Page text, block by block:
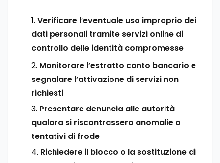
Verificare l’eventuale uso improprio dei
dati personali tramite servizi online di
controllo delle identità compromesse
Monitorare l’estratto conto bancario e
segnalare l’attivazione di servizi non
richiesti
Presentare denuncia alle autorità
qualora si riscontrassero anomalie o
tentativi di frode
Richiedere il blocco o la sostituzione di